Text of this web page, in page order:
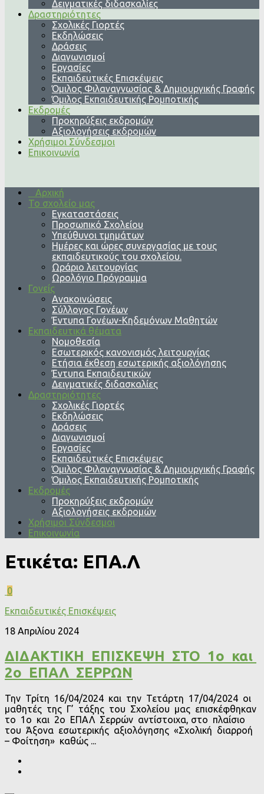
Δειγματικές διδασκαλίες
Δραστηριότητες
Σχολικές Γιορτές
Εκδηλώσεις
Δράσεις
Διαγωνισμοί
Εργασίες
Εκπαιδευτικές Επισκέψεις
Όμιλος Φιλαναγνωσίας & Δημιουργικής Γραφής
Όμιλος Εκπαιδευτικής Ρομποτικής
Εκδρομές
Προκηρύξεις εκδρομών
Αξιολογήσεις εκδρομών
Χρήσιμοι Σύνδεσμοι
Επικοινωνία
Αρχική
Το σχολείο μας
Εγκαταστάσεις
Προσωπικό Σχολείου
Υπεύθυνοι τμημάτων
Ημέρες και ώρες συνεργασίας με τους
εκπαιδευτικούς του σχολείου.
Ωράριο λειτουργίας
Ωρολόγιο Πρόγραμμα
Γονείς
Ανακοινώσεις
Σύλλογος Γονέων
Έντυπα Γονέων-Κηδεμόνων Μαθητών
Εκπαιδευτικά θέματα
Νομοθεσία
Εσωτερικός κανονισμός λειτουργίας
Ετήσια έκθεση εσωτερικής αξιολόγησης
Έντυπα Εκπαιδευτικών
Δειγματικές διδασκαλίες
Δραστηριότητες
Σχολικές Γιορτές
Εκδηλώσεις
Δράσεις
Διαγωνισμοί
Εργασίες
Εκπαιδευτικές Επισκέψεις
Όμιλος Φιλαναγνωσίας & Δημιουργικής Γραφής
Όμιλος Εκπαιδευτικής Ρομποτικής
Εκδρομές
Προκηρύξεις εκδρομών
Αξιολογήσεις εκδρομών
Χρήσιμοι Σύνδεσμοι
Επικοινωνία
Ετικέτα: ΕΠΑ.Λ
0
Εκπαιδευτικές Επισκέψεις
18 Απριλίου 2024
ΔΙΔΑΚΤΙΚΗ ΕΠΙΣΚΕΨΗ ΣΤΟ 1ο και
2ο ΕΠΑΛ ΣΕΡΡΩΝ
Την Τρίτη 16/04/2024 και την Τετάρτη 17/04/2024 οι
μαθητές της Γ’ τάξης του Σχολείου μας επισκέφθηκαν
το 1ο και 2ο ΕΠΑΛ Σερρών αντίστοιχα, στο πλαίσιο
του Άξονα εσωτερικής αξιολόγησης «Σχολική διαρροή
– Φοίτηση» καθώς ...